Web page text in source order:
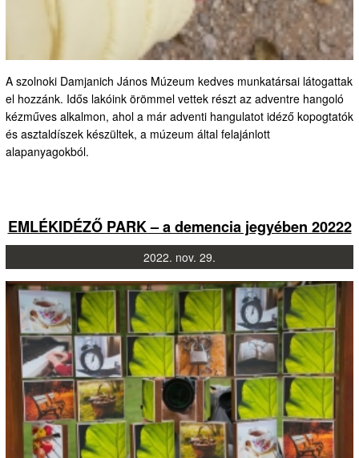
A szolnoki Damjanich János Múzeum kedves munkatársai látogattak
el hozzánk. Idős lakóink örömmel vettek részt az adventre hangoló
kézműves alkalmon, ahol a már adventi hangulatot idéző kopogtatók
és asztaldíszek készültek, a múzeum által felajánlott
alapanyagokból.
EMLÉKIDÉZŐ PARK – a demencia jegyében 20222
2022. nov. 29.